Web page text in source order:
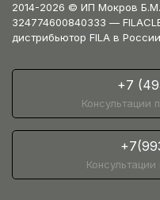
2014-2026 © ИП Мокров
324774600840333 —
дистрибьютор FILA в России
+7
Консультации